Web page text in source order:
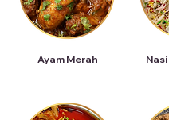
Ayam Merah